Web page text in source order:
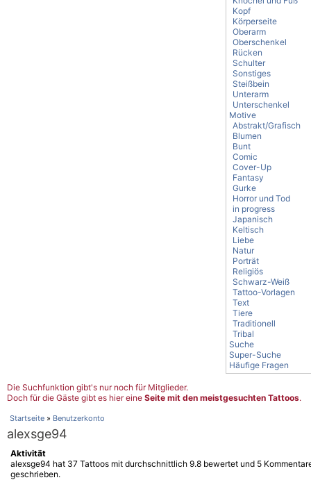
Kopf
Körperseite
Oberarm
Oberschenkel
Rücken
Schulter
Sonstiges
Steißbein
Unterarm
Unterschenkel
Motive
Abstrakt/Grafisch
Blumen
Bunt
Comic
Cover-Up
Fantasy
Gurke
Horror und Tod
in progress
Japanisch
Keltisch
Liebe
Natur
Porträt
Religiös
Schwarz-Weiß
Tattoo-Vorlagen
Text
Tiere
Traditionell
Tribal
Suche
Super-Suche
Häufige Fragen
Die Suchfunktion gibt's nur noch für Mitglieder.
Doch für die Gäste gibt es hier eine Seite mit den meistgesuchten Tattoos.
Startseite » Benutzerkonto
alexsge94
Aktivität
alexsge94 hat 37 Tattoos mit durchschnittlich 9.8 bewertet und 5
geschrieben.